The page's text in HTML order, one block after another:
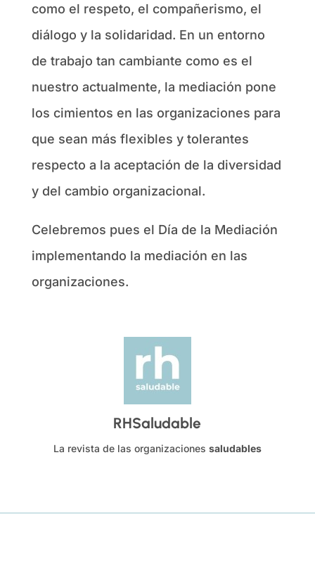
como el respeto, el compañerismo, el
diálogo y la solidaridad. En un entorno
de trabajo tan cambiante como es el
nuestro actualmente, la mediación pone
los cimientos en las organizaciones para
que sean más flexibles y tolerantes
respecto a la aceptación de la diversidad
y del cambio organizacional.
Celebremos pues el Día de la Mediación
implementando la mediación en las
organizaciones.
RHSaludable
La revista de las organizaciones saludables